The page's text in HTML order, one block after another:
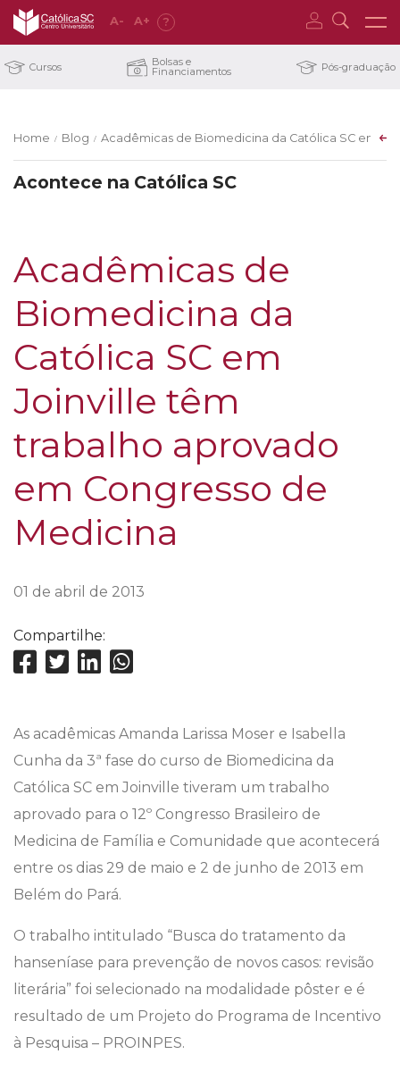
A- A+ ?
Cursos Bolsas e
Financiamentos Pós-graduação
Home / Blog / Acadêmicas de Biomedicina da Católica SC em
Acontece na Católica SC
Acadêmicas de
Biomedicina da
Católica SC em
Joinville têm
trabalho aprovado
em Congresso de
Medicina
01 de abril de 2013
Compartilhe:
As acadêmicas Amanda Larissa Moser e Isabella
Cunha da 3ª fase do curso de Biomedicina da
Católica SC em Joinville tiveram um trabalho
aprovado para o 12º Congresso Brasileiro de
Medicina de Família e Comunidade que acontecerá
entre os dias 29 de maio e 2 de junho de 2013 em
Belém do Pará.
O trabalho intitulado “Busca do tratamento da
hanseníase para prevenção de novos casos: revisão
literária” foi selecionado na modalidade pôster e é
resultado de um Projeto do Programa de Incentivo
à Pesquisa – PROINPES.